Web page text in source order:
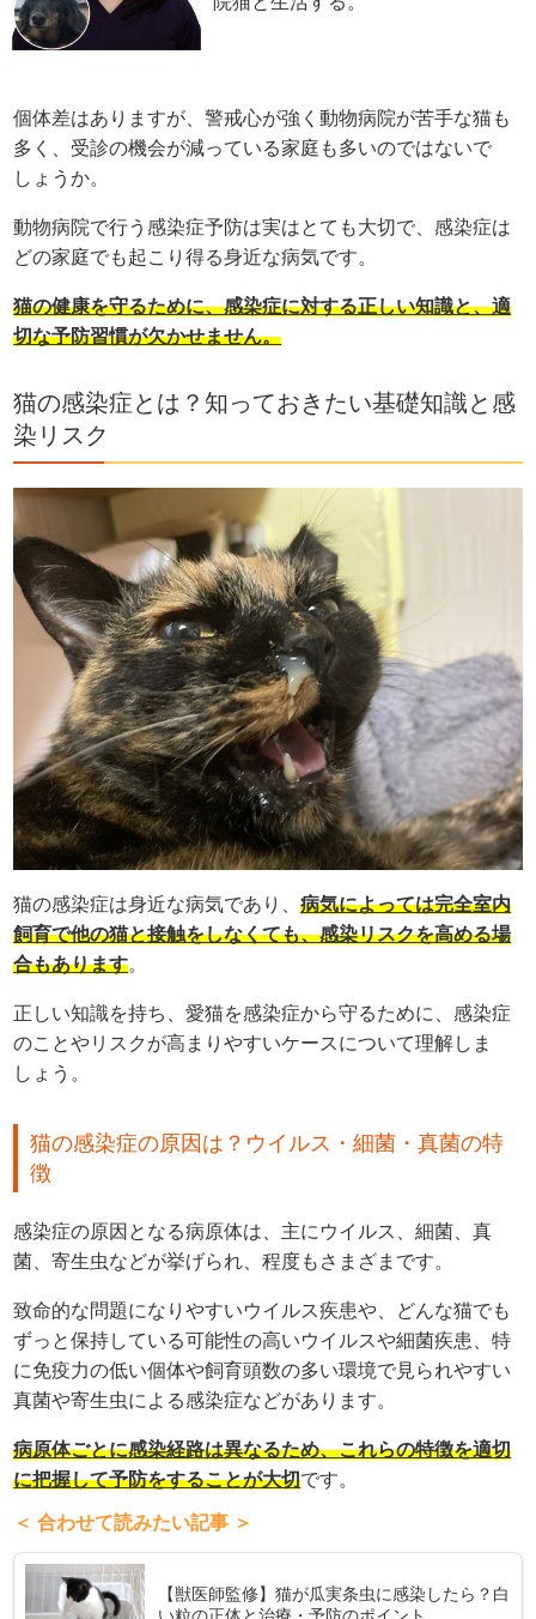
個体差はありますが、警戒心が強く動物病院が苦手な猫も
多く、受診の機会が減っている家庭も多いのではないで
しょうか。
動物病院で行う感染症予防は実はとても大切で、感染症は
どの家庭でも起こり得る身近な病気です。
猫の健康を守るために、感染症に対する正しい知識と、適
切な予防習慣が欠かせません。
猫の感染症とは？知っておきたい基礎知識と感
染リスク
猫の感染症は身近な病気であり、病気によっては完全室内
飼育で他の猫と接触をしなくても、感染リスクを高める場
合もあります。
正しい知識を持ち、愛猫を感染症から守るために、感染症
のことやリスクが高まりやすいケースについて理解しま
しょう。
猫の感染症の原因は？ウイルス・細菌・真菌の特
徴
感染症の原因となる病原体は、主にウイルス、細菌、真
菌、寄生虫などが挙げられ、程度もさまざまです。
致命的な問題になりやすいウイルス疾患や、どんな猫でも
ずっと保持している可能性の高いウイルスや細菌疾患、特
に免疫力の低い個体や飼育頭数の多い環境で見られやすい
真菌や寄生虫による感染症などがあります。
病原体ごとに感染経路は異なるため、これらの特徴を適切
に把握して予防をすることが大切です。
＜ 合わせて読みたい記事 ＞
【獣医師監修】猫が瓜実条虫に感染したら？白
い粒の正体と治療・予防のポイント